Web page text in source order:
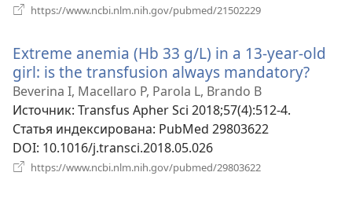
https://www.ncbi.nlm.nih.gov/pubmed/21502229
окне)
Extreme anemia (Hb 33 g/L) in a 13-year-old
girl: is the transfusion always mandatory?
Beverina I, Macellaro P, Parola L, Brando B
Источник‎: Transfus Apher Sci 2018;57(4):512-4.
Статья индексирована‎: PubMed 29803622
DOI‎: 10.1016/j.transci.2018.05.026
https://www.ncbi.nlm.nih.gov/pubmed/29803622